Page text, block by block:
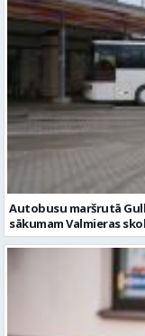
Autobusu maršrutā
sākumam Valmieras